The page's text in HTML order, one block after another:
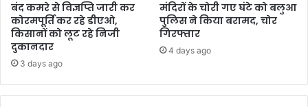
बंद कमरे से विज्ञप्ति जारी कर
कोरमपूर्ति कर रहे डीएओ,
किसानों को लूट रहे निजी
दुकानदार
3 days ago
मंदिरों के चोरी गए घंटे को बलुआ
पुलिस ने किया बरामद, चोर
गिरफ्तार
4 days ago